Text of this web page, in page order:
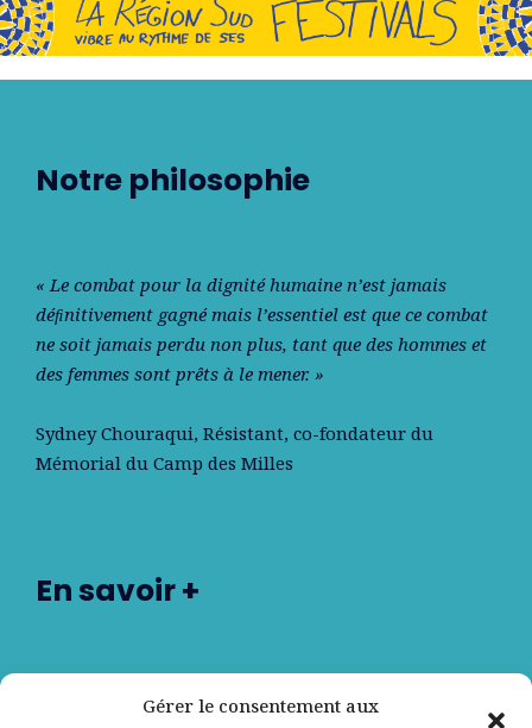
Gérer le consentement aux
Notre philosophie
« Le combat pour la dignité humaine n’est jamais
déﬁnitivement gagné mais l’essentiel est que ce combat
ne soit jamais perdu non plus, tant que des hommes et
des femmes sont prêts à le mener. »
Sydney Chouraqui, Résistant, co-fondateur du
Mémorial du Camp des Milles
En savoir +